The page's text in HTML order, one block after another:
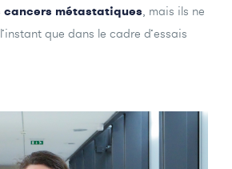
cancers métastatiques , mais ils ne
que dans le cadre d’essais